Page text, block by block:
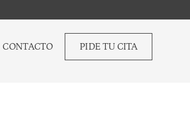
CONTACTO PIDE TU CITA